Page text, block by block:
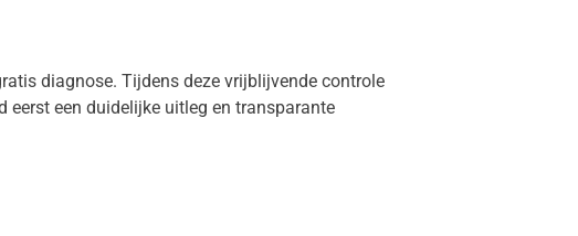
diagnose. Tijdens deze vrijblijvende controle
een duidelijke uitleg en transparante